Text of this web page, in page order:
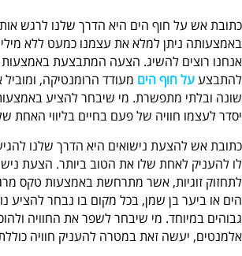
כתובת אש על חוף הים היא הדרך שלנו לרגש
באמצעותה ניתן למלא את עצמנו כמעט ללא
אנחנו רוצים להשיג. הצעה המתבצעת באמצעות
להתבצעעל חוף הים מעודד הרומנטיקה, ומוביל
שונה ובלתי מתפשרת. מי שיבחר להציע
יסדר לעצמו חוויה של פעם בחיים בליווי האחת
כתובת אש להצעת נישואים היא הדרך שלנו
לו להעניק לאחת שלו את הטוב ביותר. הצעת
לתחזוק זוגיות, אשר מתרחשת באמצעות טקס
הים או ביער בן שמן, בכל מקום בו נבחר להציע
גבוהים במיוחד. מי שיבחר לשפר את החוויה
אלמנטים, יעשה זאת במטרה להעניק חוויה